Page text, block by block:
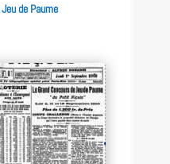
de Paume